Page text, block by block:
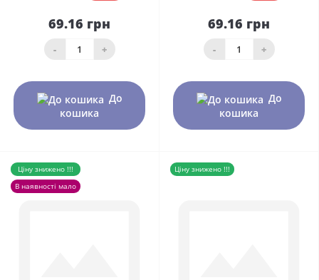
69.16 грн
- +
До
кошика
69.16 грн
- +
До
кошика
Ціну знижено !!!
В наявності мало
Ціну знижено !!!